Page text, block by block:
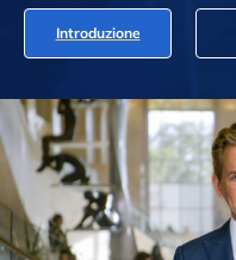
Introduzione